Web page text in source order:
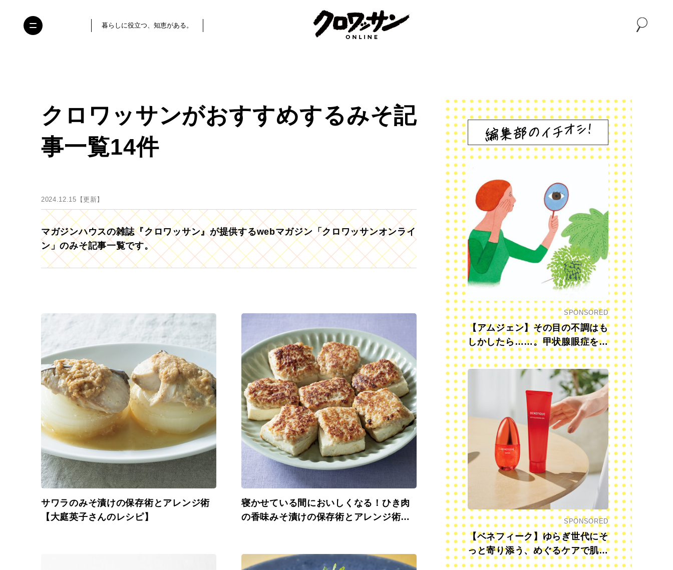
暮らしに役立つ、知恵がある。
クロワッサンがおすすめするみそ記
事一覧14件
2024.12.15【更新】
マガジンハウスの雑誌『クロワッサン』が提供するwebマガジン「クロワッサンオンライ
ン」のみそ記事一覧です。
サワラのみそ漬けの保存術とアレンジ術
【大庭英子さんのレシピ】
寝かせている間においしくなる！ひき肉
の香味みそ漬けの保存術とアレンジ術
SPONSORED
【アムジェン】その目の不調はも
しかしたら……。甲状腺眼症を知
っていますか？
SPONSORED
【ベネフィーク】ゆらぎ世代にそ
っと寄り添う、めぐるケアで肌も
心も前向きに